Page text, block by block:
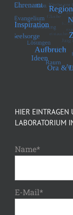
HIER EINTRAGEN
LABORATORIUM
Name*
E-Mail*